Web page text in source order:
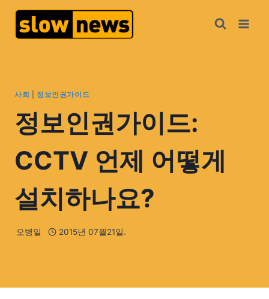
사회 정보인권가이드
정보인권가이드:
CCTV 언제 어떻게
설치하나요?
오병일 2015년 07월21일.